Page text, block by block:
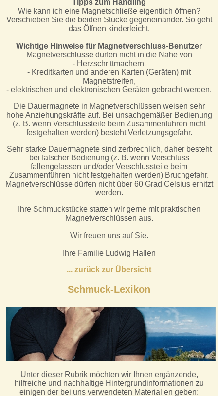
Tipps zum Handling
Wie kann ich eine Magnetschließe eigentlich öffnen?
Verschieben Sie die beiden Stücke gegeneinander. So geht
das Öffnen kinderleicht.
Wichtige Hinweise für Magnetverschluss-Benutzer
Magnetverschlüsse dürfen nicht in die Nähe von
- Herzschrittmachern,
- Kreditkarten und anderen Karten (Geräten) mit
Magnetstreifen,
- elektrischen und elektronischen Geräten gebracht werden.
Die Dauermagnete in Magnetverschlüssen weisen sehr
hohe Anziehungskräfte auf. Bei unsachgemäßer Bedienung
(z. B. wenn Verschlussteile beim Zusammenführen nicht
festgehalten werden) besteht Verletzungsgefahr.
Sehr starke Dauermagnete sind zerbrechlich, daher besteht
bei falscher Bedienung (z. B. wenn Verschluss
fallengelassen und/oder Verschlussteile beim
Zusammenführen nicht festgehalten werden) Bruchgefahr.
Magnetverschlüsse dürfen nicht über 60 Grad Celsius erhitzt
werden.
Ihre Schmuckstücke statten wir gerne mit praktischen
Magnetverschlüssen aus.
Wir freuen uns auf Sie.
Ihre Familie Ludwig Hallen
... zurück zur Übersicht
Schmuck-Lexikon
Unter dieser Rubrik möchten wir Ihnen ergänzende,
hilfreiche und nachhaltige Hintergrundinformationen zu
einigen der bei uns verwendeten Materialien geben: